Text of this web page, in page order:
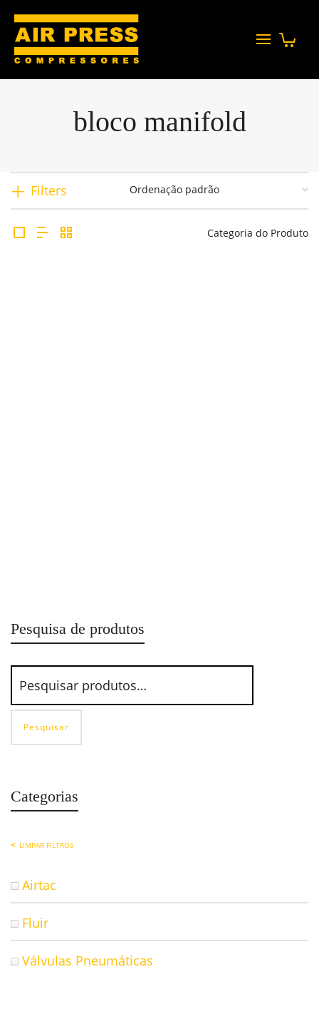
bloco manifold
Filters
Categoria do Produto
Pesquisa de produtos
Pesquisar
Categorias
LIMPAR FILTROS
Airtac
Fluir
Válvulas Pneumáticas